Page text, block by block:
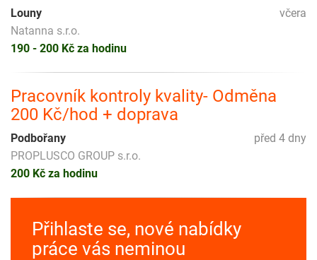
včera
Louny
Natanna s.r.o.
190 - 200 Kč za hodinu
Pracovník kontroly kvality- Odměna
200 Kč/hod + doprava
před 4 dny
Podbořany
PROPLUSCO GROUP s.r.o.
200 Kč za hodinu
Přihlaste se, nové nabídky
práce vás neminou